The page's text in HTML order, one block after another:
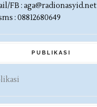
FB : aga@radionasyid.net
: 08812680649
PUBLIKASI